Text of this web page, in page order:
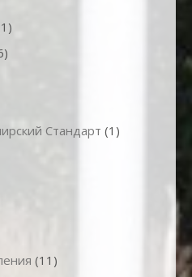
Стандарт (1)
(11)